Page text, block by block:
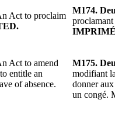
Act to proclaim
M174.
Act to amend
entitle an
of absence.
M175.
modifiant
donner
un congé.